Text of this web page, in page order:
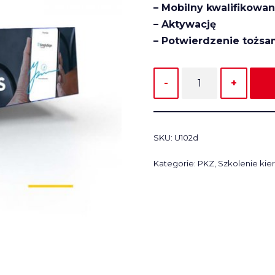
– Mobilny
– Aktywację
– Potwierdzenie
SKU: U102d
Kategorie: PKZ Szkolenie